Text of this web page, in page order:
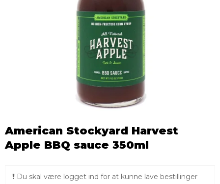
American Stockyard Harvest
Apple BBQ sauce 350ml
Du skal være logget ind for at kunne lave bestillinger